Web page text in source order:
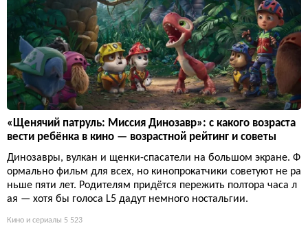
«Щенячий патруль: Миссия Динозавр»: с какого возраста
вести ребёнка в кино — возрастной рейтинг и советы
Динозавры, вулкан и щенки-спасатели на большом экране. Ф
ормально фильм для всех, но кинопрокатчики советуют не ра
ньше пяти лет. Родителям придётся пережить полтора часа л
ая — хотя бы голоса L5 дадут немного ностальгии.
Кино и сериалы 5 523